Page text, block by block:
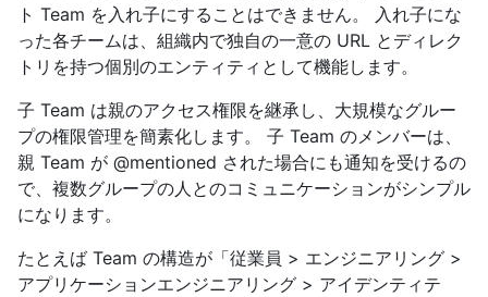
ト Team を入れ子にすることはできません。 入れ子にな
った各チームは、組織内で独自の一意の URL とディレク
トリを持つ個別のエンティティとして機能します。
子 Team は親のアクセス権限を継承し、大規模なグルー
プの権限管理を簡素化します。 子 Team のメンバーは、
親 Team が @mentioned された場合にも通知を受けるの
で、複数グループの人とのコミュニケーションがシンプル
になります。
たとえば Team の構造が「従業員 > エンジニアリング >
アプリケーションエンジニアリング > アイデンティテ